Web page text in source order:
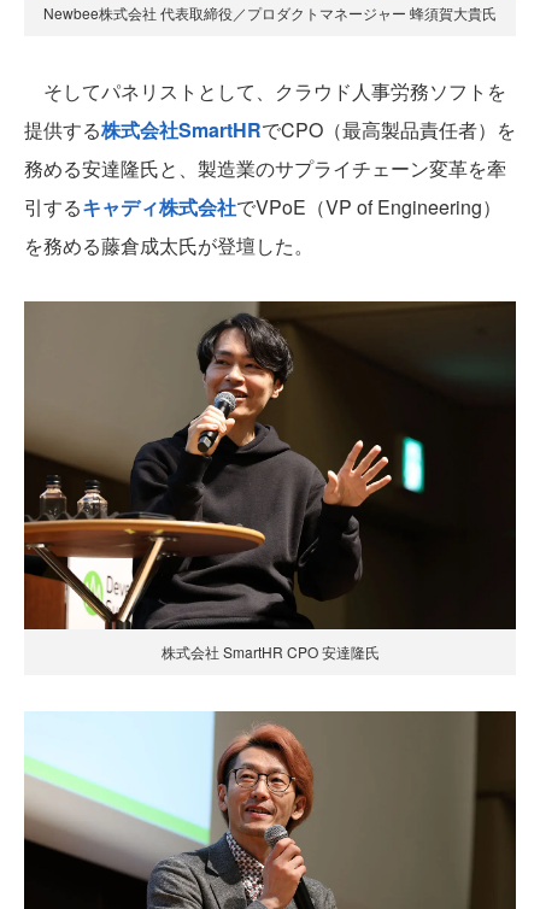
Newbee株式会社 代表取締役／プロダクトマネージャー 蜂須賀大貴氏
そしてパネリストとして、クラウド人事労務ソフトを
提供する株式会社SmartHRでCPO（最高製品責任者）を
務める安達隆氏と、製造業のサプライチェーン変革を牽
引するキャディ株式会社でVPoE（VP of Engineering）
を務める藤倉成太氏が登壇した。
株式会社 SmartHR CPO 安達隆氏